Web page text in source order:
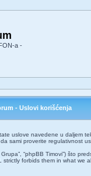
a -
- Uslovi korišćenja
uslove navedene u
sami proverite regulativnost
“phpBB Timovi”) što
forbids them in what